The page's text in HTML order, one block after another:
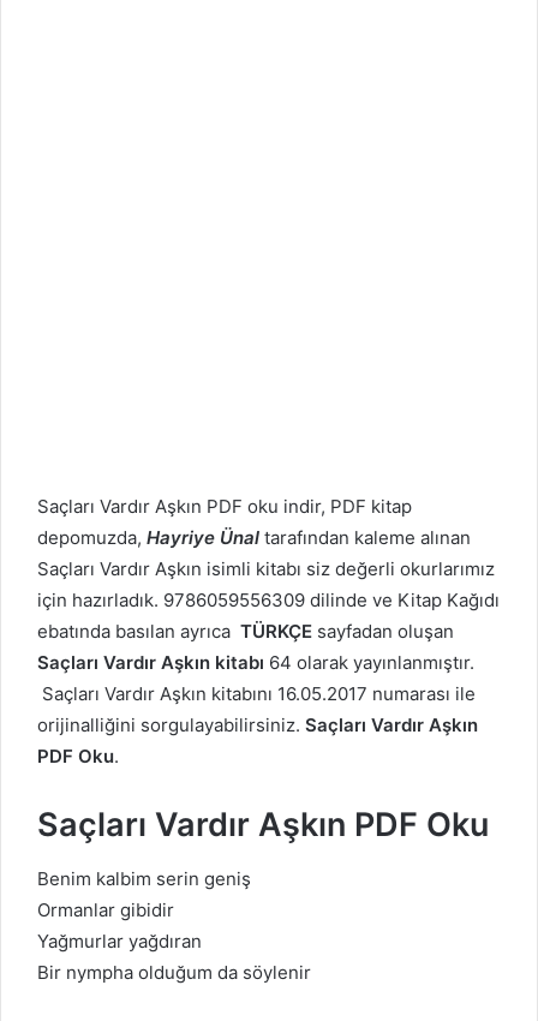
Saçları Vardır Aşkın PDF oku indir, PDF kitap
depomuzda, Hayriye Ünal tarafından kaleme alınan
Saçları Vardır Aşkın isimli kitabı siz değerli okurlarımız
için hazırladık. 9786059556309 dilinde ve Kitap Kağıdı
ebatında basılan ayrıca TÜRKÇE sayfadan oluşan
Saçları Vardır Aşkın kitabı 64 olarak yayınlanmıştır.
Saçları Vardır Aşkın kitabını 16.05.2017 numarası ile
orijinalliğini sorgulayabilirsiniz. Saçları Vardır Aşkın
PDF Oku.
Saçları Vardır Aşkın PDF Oku
Benim kalbim serin geniş
Ormanlar gibidir
Yağmurlar yağdıran
Bir nympha olduğum da söylenir